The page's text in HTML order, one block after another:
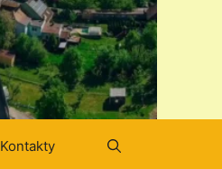
Kontakty